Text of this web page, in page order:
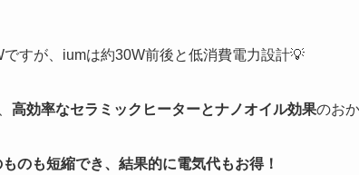
すが、iumは約30W前後と低消費電力設計💡
高効率なセラミックヒーターとナノオイル効果のお
のも短縮でき、結果的に電気代もお得！